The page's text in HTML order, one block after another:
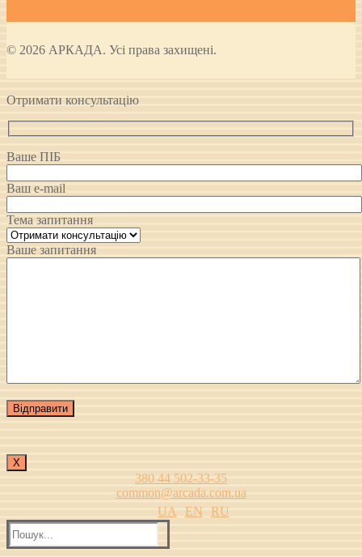
© 2026 АРКАДА. Усі права захищені.
Отримати консультацію
Ваше ПІБ
Ваш e-mail
Тема запитання
Ваше запитання
Х
380 44 502-33-35
common@arcada.com.ua
UA
EN
RU
Пошук: